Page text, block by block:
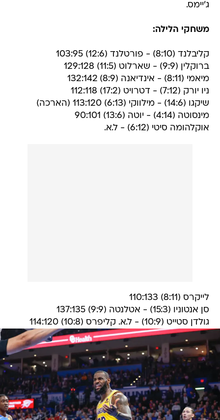
ג'יימס.
משחקי הלילה:
קליבלנד (8:10) - פורטלנד (12:6) 103:95
ברוקלין (9:9) - שארלוט (11:5) 129:128
מיאמי (8:11) - אינדיאנה (8:9) 132:142
ניו יורק (7:12) - דטרויט (17:2) 112:118
שיקגו (14:6) - מילווקי (6:13) 113:120 (הארכה)
מינסוטה (4:14) - יוטה (13:6) 90:101
אוקלהומה סיטי (6:12) - ל.א.
לייקרס (8:11) 110:133
סן אנטוניו (15:3) - אטלנטה (9:9) 137:135
גולדן סטייט (10:9) - ל.א. קליפרס (10:8) 114:120